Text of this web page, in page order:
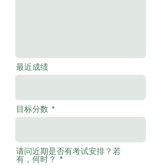
最近成绩
目标分数
请问近期是否有考试安排？若
有，何时？